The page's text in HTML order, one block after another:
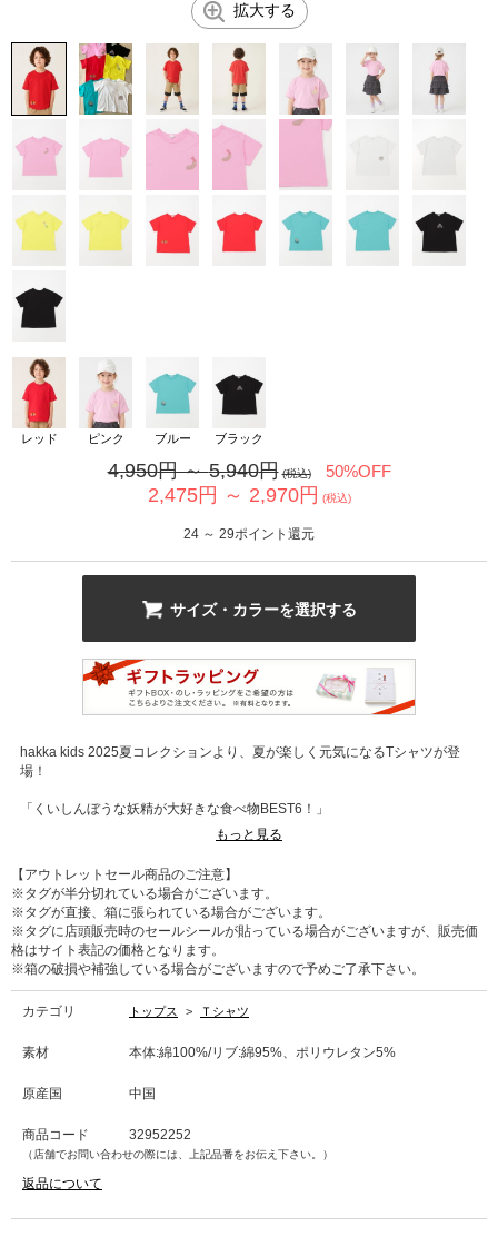
販サイト
拡大する
レッド ピンク ブルー ブラック
4,950円 ～5,940円 (税込) 50%OFF
2,475円 ～ 2,970円 (税込)
24 ～ 29ポイント還元
サイズ・カラーを選択する
hakka kids 2025夏コレクションより、夏が楽しく元気になるTシャツが登
場！
「くいしんぼうな妖精が大好きな食べ物BEST6！」
煌くラインストーンプリントが、コーディネートのポイントになります。バ
リエーションによって異なるモチーフに注目。
もっと見る
【アウトレットセール商品のご注意】
※タグが半分切れている場合がございます。
※タグが直接、箱に張られている場合がございます。
※タグに店頭販売時のセールシールが貼っている場合がございますが、販売価
格はサイト表記の価格となります。
※箱の破損や補強している場合がございますので予めご了承下さい。
カテゴリ トップス > Ｔシャツ
素材 本体:綿100%/リブ:綿95%、ポリウレタン5%
原産国 中国
商品コード 32952252
（店舗でお問い合わせの際には、上記品番をお伝え下さい。）
返品について